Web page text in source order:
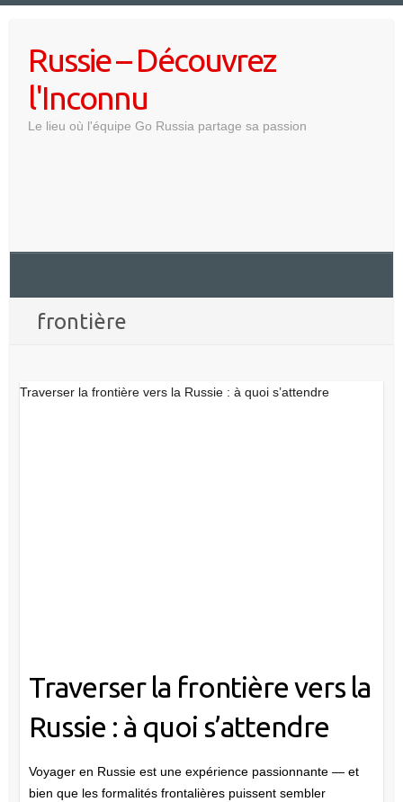
contentRussie – Découvrez
l'Inconnu
Le lieu où l'équipe Go Russia partage sa passion
frontière
Traverser la frontière vers la Russie : à quoi s’attendre
Traverser la frontière vers la
Russie : à quoi s’attendre
Voyager en Russie est une expérience passionnante — et
bien que les formalités frontalières puissent sembler